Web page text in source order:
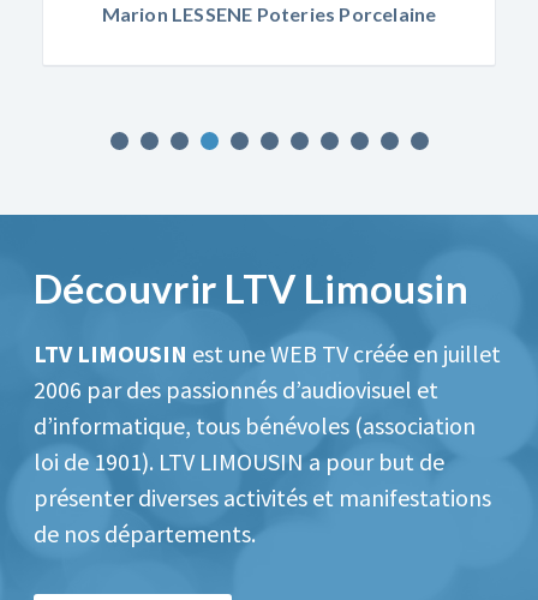
Porcelaine Le Ranch des
Découvrir LTV Limousin
LTV LIMOUSIN est une WEB TV créée en juillet
2006 par des passionnés d’audiovisuel et
d’informatique, tous bénévoles (association
loi de 1901). LTV LIMOUSIN a pour but de
présenter diverses activités et manifestations
de nos départements.